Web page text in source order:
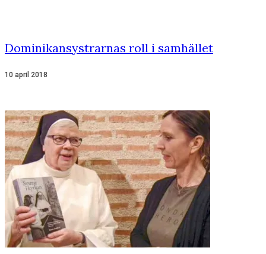
Dominikansystrarnas roll i samhället
10 april 2018